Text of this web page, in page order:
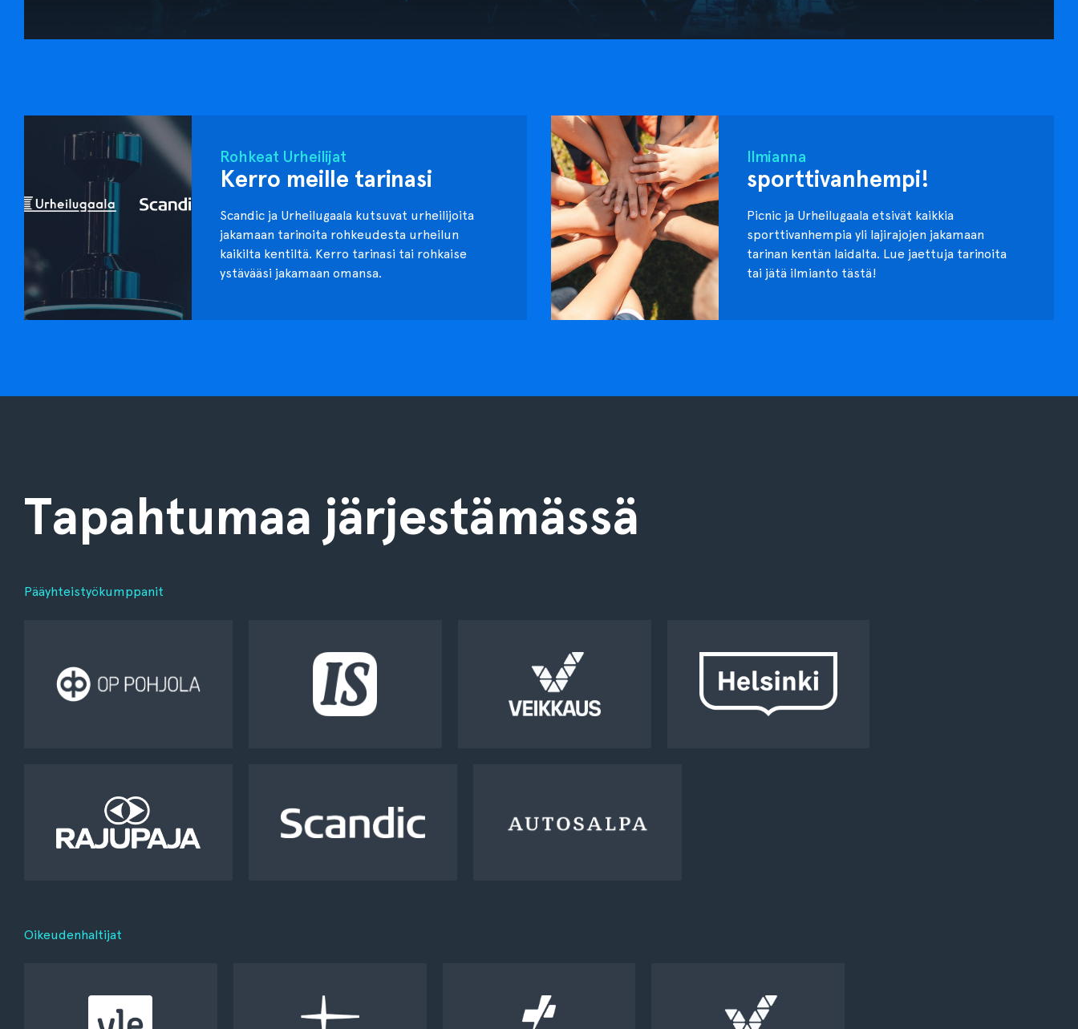
Rohkeat Urheilijat
Kerro meille tarinasi
Scandic ja Urheilugaala kutsuvat urheilijoita
jakamaan tarinoita rohkeudesta urheilun
kaikilta kentiltä. Kerro tarinasi tai rohkaise
ystävääsi jakamaan omansa.
Ilmianna
sporttivanhempi!
Picnic ja Urheilugaala etsivät kaikkia
sporttivanhempia yli lajirajojen jakamaan
tarinan kentän laidalta. Lue jaettuja tarinoita
tai jätä ilmianto tästä!
Tapahtumaa järjestämässä
Pääyhteistyökumppanit
Oikeudenhaltijat